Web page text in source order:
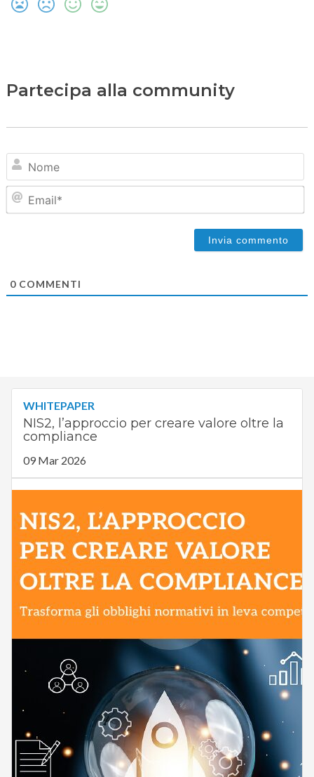
Partecipa alla community
0COMMENTI
WHITEPAPER
NIS2, l’approccio per creare valore oltre la
compliance
09 Mar 2026